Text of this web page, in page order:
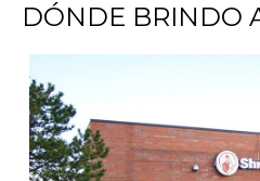
DÓNDE BRINDO